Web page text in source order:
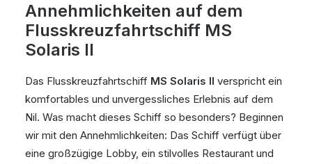
Annehmlichkeiten auf dem
Flusskreuzfahrtschiff MS
Solaris II
Das Flusskreuzfahrtschiff MS Solaris II verspricht ein
komfortables und unvergessliches Erlebnis auf dem
Nil. Was macht dieses Schiff so besonders? Beginnen
wir mit den Annehmlichkeiten: Das Schiff verfügt über
eine großzügige Lobby, ein stilvolles Restaurant und